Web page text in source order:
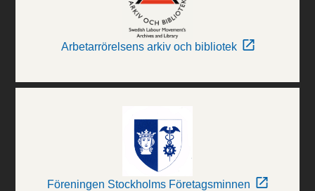
Arbetarrörelsens arkiv och bibliotek
Föreningen Stockholms Företagsminnen